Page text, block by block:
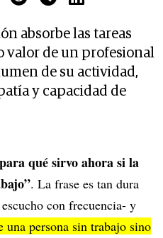
absorbe las tareas
valor de un profesional
de su actividad,
y capacidad de
qué sirvo ahora si la
. La frase es tan dura
con frecuencia- y
una persona sin trabajo sino